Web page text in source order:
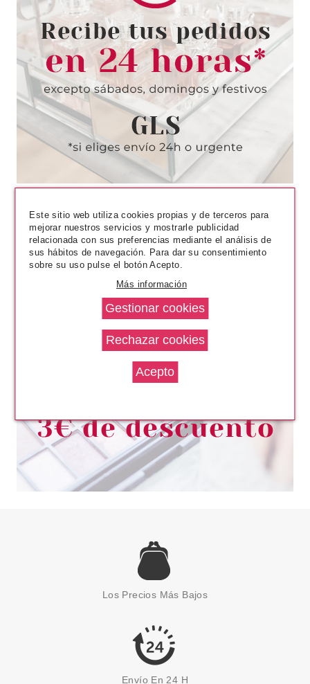
DEBORAH
DEBORAH ESMALTE DE UÑAS 7
DAYS LONG ENAMEL 851
2.99€
Los Precios Más Bajos
Envío En 24 H
Este sitio web utiliza cookies propias y de terceros para
mejorar nuestros servicios y mostrarle publicidad
relacionada con sus preferencias mediante el análisis de
sus hábitos de navegación. Para dar su consentimiento
sobre su uso pulse el botón Acepto.
Más información